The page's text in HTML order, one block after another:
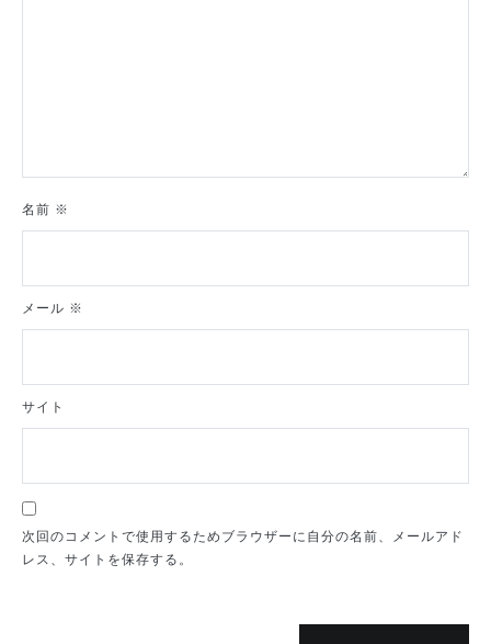
名前 ※
メール ※
サイト
次回のコメントで使用するためブラウザーに自分の名前、メールアド
レス、サイトを保存する。